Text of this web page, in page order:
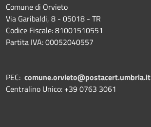
Comune di Orvieto
Via Garibaldi, 8 - 05018 - TR
Codice Fiscale: 81001510551
Partita IVA: 00052040557
PEC: comune.orvieto@postacert.umbria.it
Centralino Unico: +39 0763 3061